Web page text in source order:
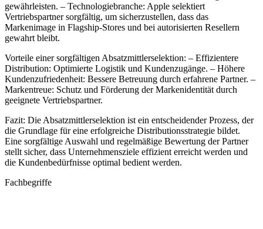
gewährleisten. – Technologiebranche: Apple selektiert
Vertriebspartner sorgfältig, um sicherzustellen, dass das
Markenimage in Flagship-Stores und bei autorisierten Resellern
gewahrt bleibt.
Vorteile einer sorgfältigen Absatzmittlerselektion: – Effizientere
Distribution: Optimierte Logistik und Kundenzugänge. – Höhere
Kundenzufriedenheit: Bessere Betreuung durch erfahrene Partner. –
Markentreue: Schutz und Förderung der Markenidentität durch
geeignete Vertriebspartner.
Fazit: Die Absatzmittlerselektion ist ein entscheidender Prozess, der
die Grundlage für eine erfolgreiche Distributionsstrategie bildet.
Eine sorgfältige Auswahl und regelmäßige Bewertung der Partner
stellt sicher, dass Unternehmensziele effizient erreicht werden und
die Kundenbedürfnisse optimal bedient werden.
Fachbegriffe